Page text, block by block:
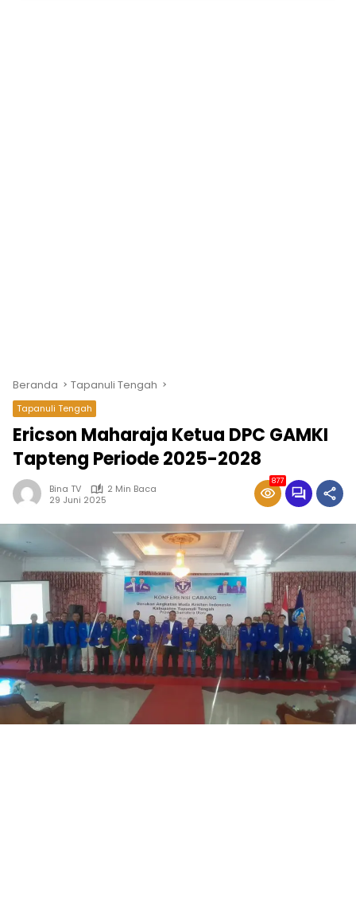
Beranda Tapanuli Tengah
Tapanuli Tengah
Ericson Maharaja Ketua DPC GAMKI
Tapteng Periode 2025-2028
Bina TV
2 Min Baca
29 Juni 2025
877